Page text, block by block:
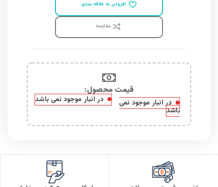
افزودن به علاقه مندی
مقايسه
قیمت محصول:​
در انبار موجود نمی
باشد
در انبار موجود نمی باشد